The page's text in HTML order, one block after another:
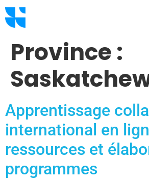
Province :
Apprentissage
international en
ressources et
programmes